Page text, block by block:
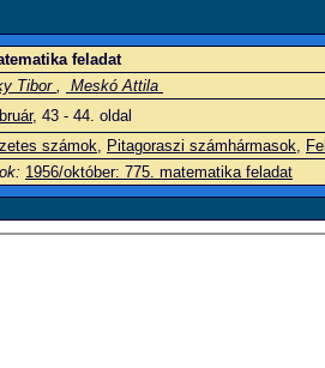
feladat
Tibor ,
Meskó Attila
, 43 - 44. oldal
számok, Pitagoraszi számhármasok,
1956/október: 775. matematika feladat